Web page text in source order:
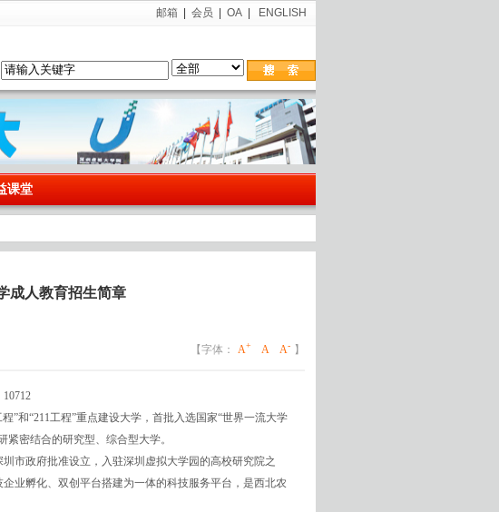
邮箱 会员 OA ENGLISH
课堂
成人教育招生简章
【字体： A+ A A- 】
和“211工程”重点建设大学，首批入选国家“世界一流大学
密结合的研究型、综合型大学。
政府批准设立，入驻深圳虚拟大学园的高校研究院之
业孵化、双创平台搭建为一体的科技服务平台，是西北农